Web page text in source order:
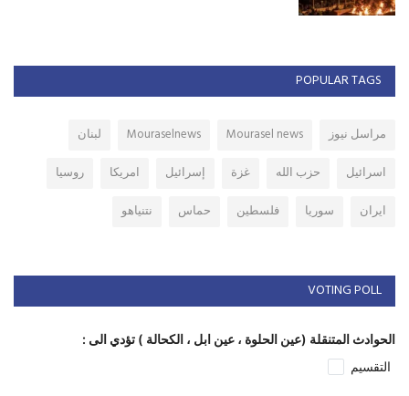
POPULAR TAGS
مراسل نيوز Mourasel news
Mouraselnews
لبنان
اسرائيل
حزب الله غزة إسرائيل امريكا
روسيا
ايران
سوريا فلسطين حماس نتنياهو
VOTING POLL
الحوادث المتنقلة (عين الحلوة ، عين ابل ، الكحالة ) تؤدي الى :
التقسيم